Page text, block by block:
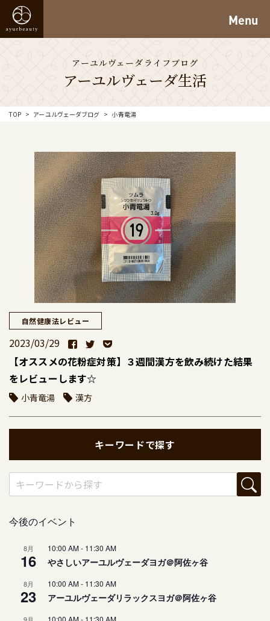
Menu
アーユルヴェーダライフブログ
アーユルヴェーダ生活
TOP アーユルヴェーダブログ 小青竜湯
自然健康法レビュー
2023/03/29
【オススメの花粉症対策】３週間漢方を飲み続けた結果
をレビューします☆
小青竜湯 漢方
キーワードで探す
今後のイベント
8月
16
10:00 AM- 11:30 AM
やさしいアーユルヴェーダヨガ＠阿佐ヶ谷
8月
23
10:00 AM- 11:30 AM
アーユルヴェーダリラックスヨガ＠阿佐ヶ谷
9月 10:00 AM- 11:30 AM